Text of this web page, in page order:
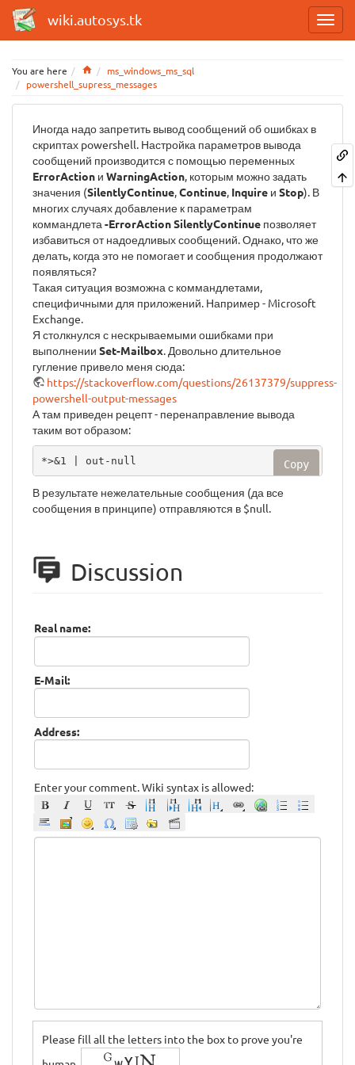
wiki.autosys.tk
You are here Homems_windows_ms_sql
powershell_supress_messages
Иногда надо запретить вывод сообщений об ошибках в
скриптах powershell. Настройка параметров вывода
сообщений производится с помощью переменных
ErrorAction и WarningAction, которым можно задать
значения (SilentlyContinue,Continue, Inquire и Stop). В
многих случаях добавление к параметрам
коммандлета -ErrorAction SilentlyContinue позволяет
избавиться от надоедливых сообщений. Однако, что же
делать, когда это не помогает и сообщения продолжают
появляться?
Такая ситуация возможна с коммандлетами,
специфичными для приложений. Например - Microsoft
Exchange.
Я столкнулся с нескрываемыми ошибками при
выполнении Set-Mailbox. Довольно длительное
гугление привело меня сюда:
https://stackoverflow.com/questions/26137379/suppress-
powershell-output-messages
А там приведен рецепт - перенаправление вывода
таким вот образом:
*>&1 | out-null Copy
В результате нежелательные сообщения (да все
сообщения в принципе) отправляются в $null.
Discussion
Real name:
E-Mail:
Address:
Enter your comment. Wiki syntax is allowed:
Please fill all the letters into the box to prove you're